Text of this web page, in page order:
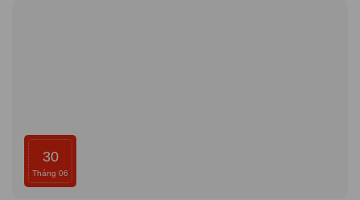
30
Tháng 06